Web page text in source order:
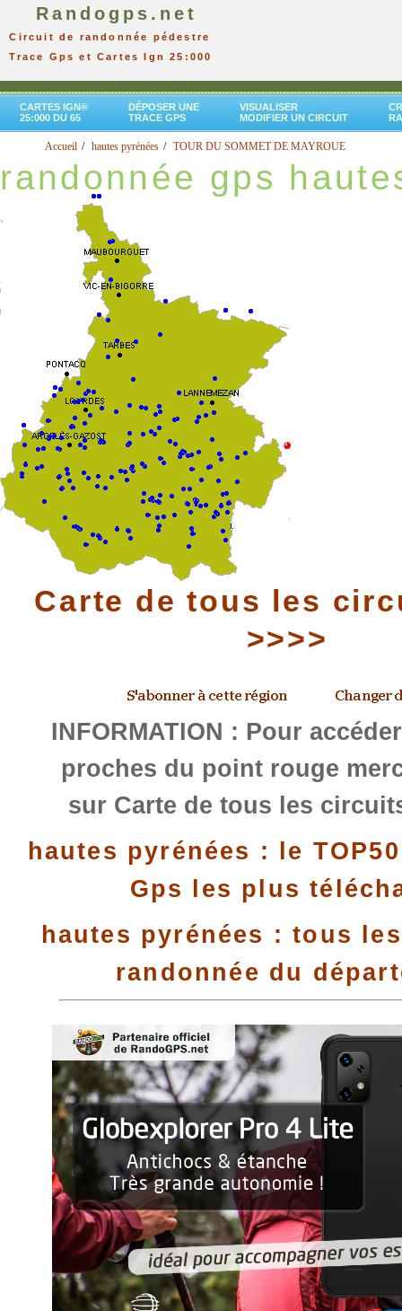
Randogps.net
Circuit de randonnée pédestre
Trace Gps et Cartes Ign 25:000
CARTES IGN®
25:000 DU 65
DÉPOSER UNE
TRACE GPS
VISUALISER
MODIFIER UN CIRCUIT
Accueil hautes pyrénées TOUR DU SOMMET DE MAYROUE
randonnée gps
Carte de tous les
>>>>
INFORMATION : Pour
proches du point rouge
sur Carte de tous les
hautes pyrénées : le
Gps les plus
hautes pyrénées : tous
randonnée du